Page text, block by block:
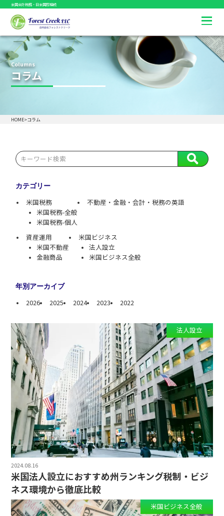
米国会計税務・日米国際相続
Columns
コラム
HOME>コラム
2024.08.16
米国法人設立におすすめ州ランキング税制・ビジ
ネス環境から徹底比較
法人設立
米国ビジネス全般
カテゴリー
米国税務
米国税務-全般
米国税務-個人
不動産・金融・会計・税務の英語
資産運用
米国不動産
金融商品
米国ビジネス
法人設立
米国ビジネス全般
年別アーカイブ
2026 2025 2024 2023 2022